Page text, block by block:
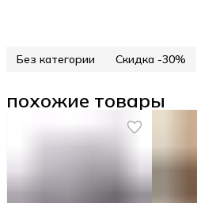
Без категории Скидка -30%
похожие товары